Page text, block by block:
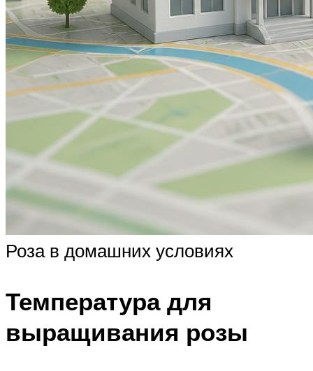
Роза в домашних условиях
Температура для
выращивания розы